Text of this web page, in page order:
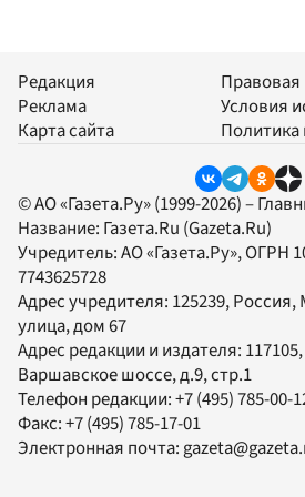
Редакция
Реклама
Карта сайта
Условия
© АО «Газета.Ру» (1999-2026) –
Название: Газета.Ru (Gazeta.Ru)
Учредитель:АО «Газета.Ру», ОГРН
7743625728
Адрес учредителя: 125239,
улица, дом 67
Адрес редакции и издателя: 117105
Варшавское шоссе, д.9, стр.1
Телефон редакции:+7 (495) 785-00-
Факс:+7 (495) 785-17-01
Электронная почта: